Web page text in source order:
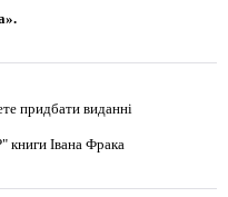
придбати виданні
Івана Фрака